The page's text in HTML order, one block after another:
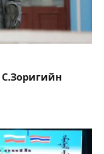
С.Зоригийн